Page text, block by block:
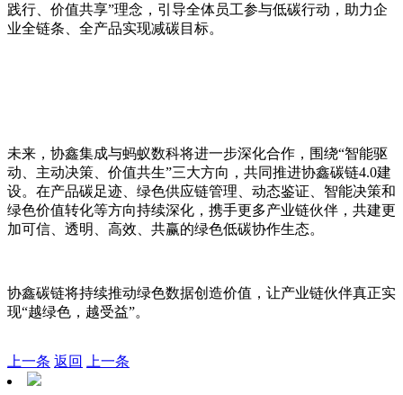
践行、价值共享”理念，引导全体员工参与低碳行动，助力企
业全链条、全产品实现减碳目标。
未来，协鑫集成与蚂蚁数科将进一步深化合作，围绕“智能驱
动、主动决策、价值共生”三大方向，共同推进协鑫碳链4.0建
设。在产品碳足迹、绿色供应链管理、动态鉴证、智能决策和
绿色价值转化等方向持续深化，携手更多产业链伙伴，共建更
加可信、透明、高效、共赢的绿色低碳协作生态。
协鑫碳链将持续推动绿色数据创造价值，让产业链伙伴真正实
现“越绿色，越受益”。
上一条 返回 上一条